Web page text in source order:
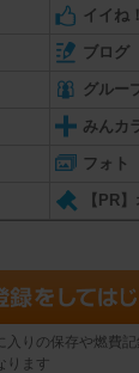
イイね！
ブログ
グルー
みんカ
フォト
【PR
入りの保存や燃費
ります